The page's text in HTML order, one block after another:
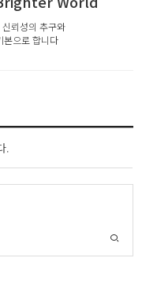
신뢰성의 추구와
본으로 합니다
.